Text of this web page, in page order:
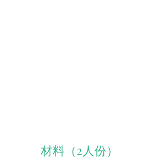
材料（2人份）